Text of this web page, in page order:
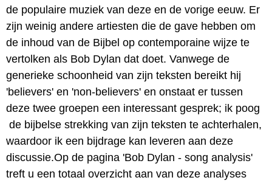
de populaire muziek van deze en de vorige eeuw. Er
zijn weinig andere artiesten die de gave hebben om
de inhoud van de Bijbel op contemporaine wijze te
vertolken als Bob Dylan dat doet. Vanwege de
generieke schoonheid van zijn teksten bereikt hij
'believers' en 'non-believers' en onstaat er tussen
deze twee groepen een interessant gesprek; ik poog
de bijbelse strekking van zijn teksten te achterhalen,
waardoor ik een bijdrage kan leveren aan deze
discussie.Op de pagina 'Bob Dylan - song analysis'
treft u een totaal overzicht aan van deze analyses